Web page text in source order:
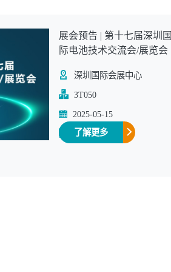
展会预告 | 第十七届深圳国
际电池技术交流会/展览会
深圳国际会展中心
3T050
2025-05-15
展会
了解更多